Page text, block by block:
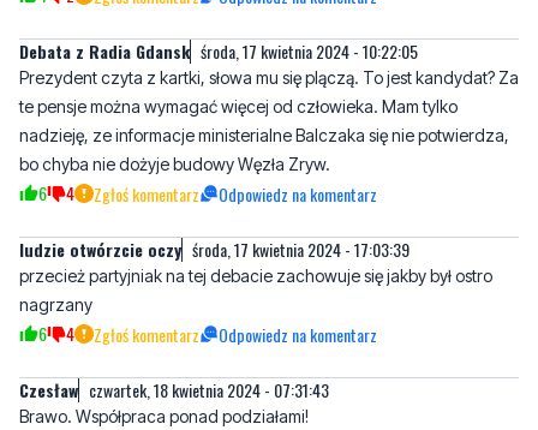
Debata z Radia Gdansk środa, 17 kwietnia 2024 - 10:22:05
Prezydent czyta z kartki, słowa mu się plączą. To jest kandydat? Za
te pensje można wymagać więcej od człowieka. Mam tylko
nadzieję, ze informacje ministerialne Balczaka się nie potwierdza,
bo chyba nie dożyje budowy Węzła Zryw.
6 4 Zgłoś komentarz Odpowiedz na komentarz
ludzie otwórzcie oczy środa, 17 kwietnia 2024 - 17:03:39
przecież partyjniak na tej debacie zachowuje się jakby był ostro
nagrzany
6 4 Zgłoś komentarz Odpowiedz na komentarz
Czesław czwartek, 18 kwietnia 2024 - 07:31:43
Brawo. Współpraca ponad podziałami!